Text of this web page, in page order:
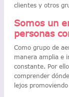
clientes y otros
Somos un
personas
Como grupo de
manera amplia e
constante. Por
comprender
lejos